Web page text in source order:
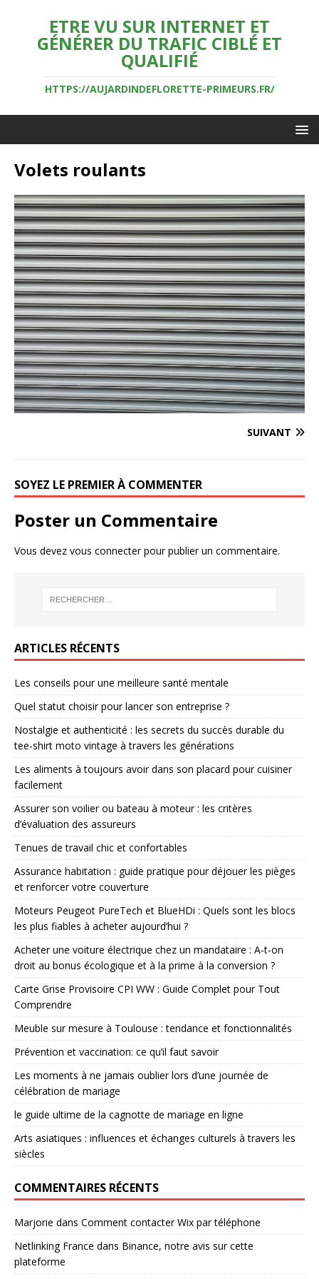
ETRE VU SUR INTERNET ET
GÉNÉRER DU TRAFIC CIBLÉ ET
QUALIFIÉ
HTTPS://AUJARDINDEFLORETTE-PRIMEURS.FR/
Volets roulants
SUIVANT
SOYEZ LE PREMIER À COMMENTER
Poster un Commentaire
Vous devez vous connecterpour publier un commentaire.
ARTICLES RÉCENTS
Les conseils pour une meilleure santé mentale
Quel statut choisir pour lancer son entreprise ?
Nostalgie et authenticité : les secrets du succès durable du
tee-shirt moto vintage à travers les générations
Les aliments à toujours avoir dans son placard pour cuisiner
facilement
Assurer son voilier ou bateau à moteur : les critères
d’évaluation des assureurs
Tenues de travail chic et confortables
Assurance habitation : guide pratique pour déjouer les pièges
et renforcer votre couverture
Moteurs Peugeot PureTech et BlueHDi : Quels sont les blocs
les plus fiables à acheter aujourd’hui ?
Acheter une voiture électrique chez un mandataire : A-t-on
droit au bonus écologique et à la prime à la conversion ?
Carte Grise Provisoire CPI WW : Guide Complet pour Tout
Comprendre
Meuble sur mesure à Toulouse : tendance et fonctionnalités
Prévention et vaccination: ce qu’il faut savoir
Les moments à ne jamais oublier lors d’une journée de
célébration de mariage
le guide ultime de la cagnotte de mariage en ligne
Arts asiatiques : influences et échanges culturels à travers les
siècles
COMMENTAIRES RÉCENTS
Marjorie dans Comment contacter Wix par téléphone
Netlinking France dans Binance, notre avis sur cette
plateforme